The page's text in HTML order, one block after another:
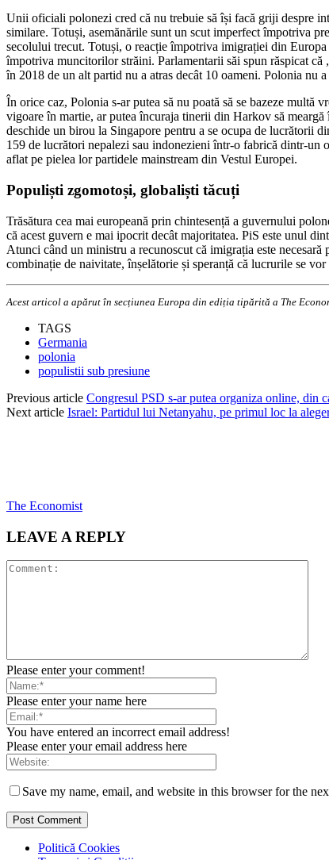
Unii oficiali polonezi cred că nu trebuie să își facă griji despre
similare. Totuși, asemănările sunt un scut imperfect împotriva
secolului trecut. Totuși, o reacție împotriva imigrației din
împotriva muncitorilor străini. Parlamentarii săi spun răspicat că
în 2018 de un alt partid nu a atras decât 10 oameni. Polonia nu
În orice caz, Polonia s-ar putea să nu poată să se bazeze
vigoare în martie, ar putea încuraja tinerii din Harkov să
deschide un birou la Singapore pentru a se ocupa de lucrătorii
159 de lucrători nepalezi sau indonezieni într-o fabrică dintr-un
aflat pe pielea lor partidele mainstream din Vestul Europei.
Populiști zgomotoși, globaliști tăcuți
Trăsătura cea mai europeană prin chintesență a guvernului
că acest guvern e mai ipocrit decât majoritatea. PiS este unul
Atunci când un ministru a recunoscut că imigrația este
combinație de naivitate, înșelătorie și speranță că lucrurile se
Acest articol a apărut în secțiunea Europa din ediția tipărită a The
TAGS
Germania
polonia
populistii sub presiune
Previous article Congresul PSD s-ar putea organiza online, din
Next article Israel: Partidul lui Netanyahu, pe primul loc la
The Economist
LEAVE A REPLY
Please enter your comment!
Please enter your name here
You have entered an incorrect email address!
Please enter your email address here
Save my name, email, and website in this browser for the
Politică Cookies